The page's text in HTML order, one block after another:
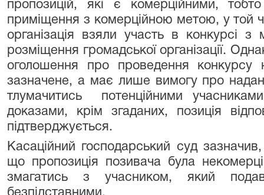
пропозицій, які є комерційними,
приміщення з комерційною метою, у той
організація взяли участь в конкурсі
розміщення громадської організації.
оголошення про проведення конкурсу
зазначене, а має лише вимогу про
тлумачитись потенційними
доказами, крім згаданих, позиція
підтверджується.
Касаційний господарський суд
що пропозиція позивача була
змагатись з учасником, який
безпідставними.